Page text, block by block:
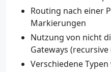
Routing nach einer
Markierungen
Nutzung von nicht
Gateways
Verschiedene